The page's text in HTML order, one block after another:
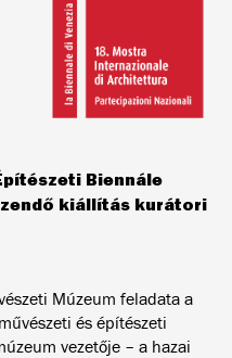
Biennále
kiállítás kurátori
Múzeum feladata a
és építészeti
vezetője – a hazai